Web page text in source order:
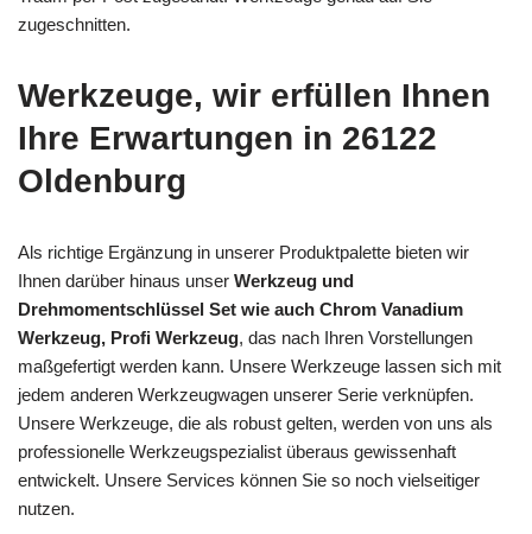
zugeschnitten.
Werkzeuge, wir erfüllen Ihnen
Ihre Erwartungen in 26122
Oldenburg
Als richtige Ergänzung in unserer Produktpalette bieten wir
Ihnen darüber hinaus unser Werkzeug und
Drehmomentschlüssel Set wie auch Chrom Vanadium
Werkzeug, Profi Werkzeug, das nach Ihren Vorstellungen
maßgefertigt werden kann. Unsere Werkzeuge lassen sich mit
jedem anderen Werkzeugwagen unserer Serie verknüpfen.
Unsere Werkzeuge, die als robust gelten, werden von uns als
professionelle Werkzeugspezialist überaus gewissenhaft
entwickelt. Unsere Services können Sie so noch vielseitiger
nutzen.